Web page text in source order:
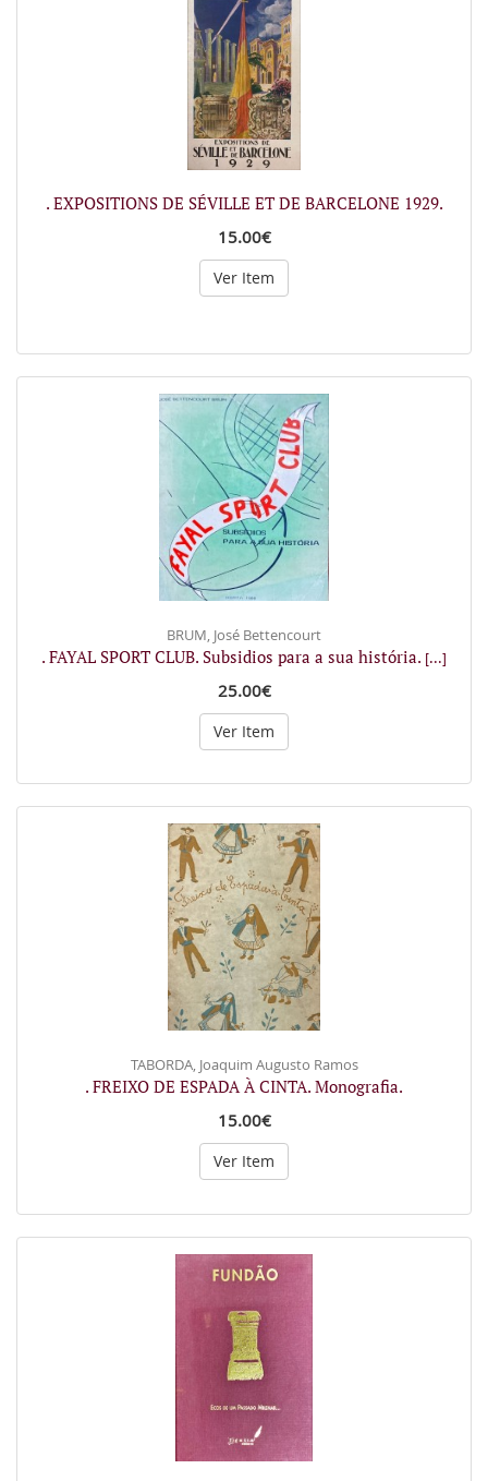
. EXPOSITIONS DE SÉVILLE ET DE BARCELONE 1929.
15.00€
Ver Item
BRUM, José Bettencourt
. FAYAL SPORT CLUB. Subsidios para a sua história. [...]
25.00€
Ver Item
TABORDA, Joaquim Augusto Ramos
. FREIXO DE ESPADA À CINTA. Monografia.
15.00€
Ver Item